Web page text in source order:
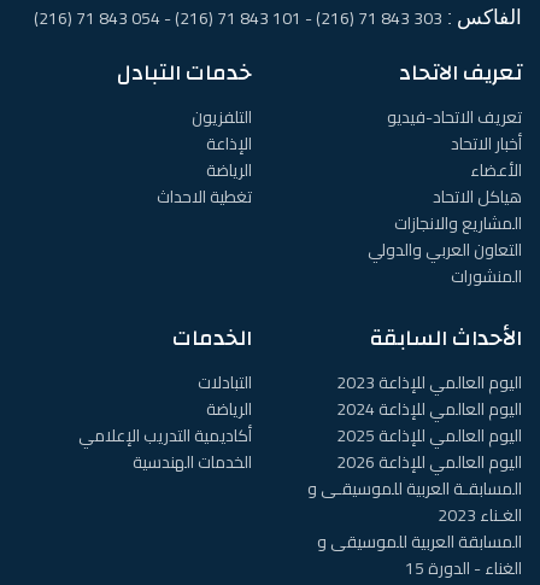
الفاكس : 303 843 71 (216) - 101 843 71 (216) - 054 843 71 (216)
تعريف الاتحاد
تعريف الاتحاد-فيديو
أخبار الاتحاد
الأعضاء
هياكل الاتحاد
المشاريع والانجازات
التعاون العربي والدولي
المنشورات
خدمات التبادل
التلفزيون
الإذاعة
الرياضة
تغطية الاحداث
الأحداث السابقة
اليوم العالمي للإذاعة 2023
اليوم العالمي للإذاعة 2024
اليوم العالمي للإذاعة 2025
اليوم العالمي للإذاعة 2026
المسابقـة العربية للموسيقـى و
الغـناء 2023
المسابقة العربية للموسيقى و
الغناء - الدورة 15
الخدمات
التبادلات
الرياضة
أكاديمية التدريب الإعلامي
الخدمات الهندسية